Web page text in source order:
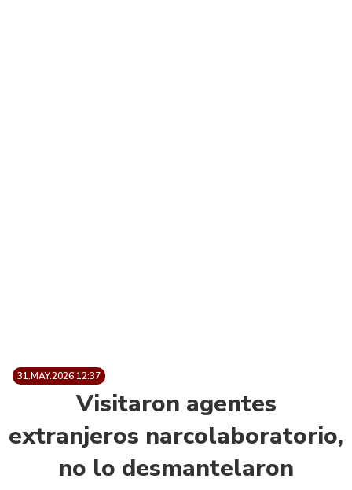
31.MAY.2026 12:37
Visitaron agentes
extranjeros narcolaboratorio,
no lo desmantelaron